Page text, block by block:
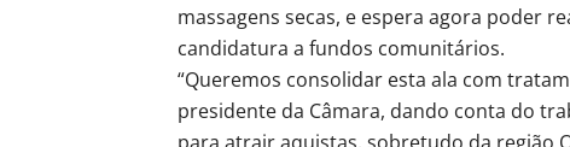
massagens secas, e espera agora poder
candidatura a fundos comunitários.
“Queremos consolidar esta ala com
presidente da Câmara, dando conta do